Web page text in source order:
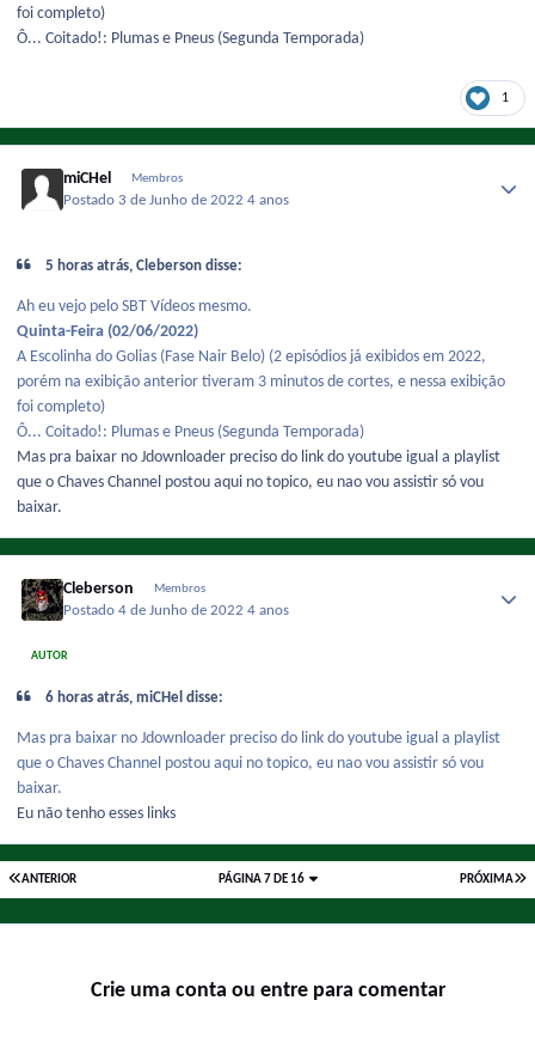
foi completo)
Ô... Coitado!: Plumas e Pneus (Segunda Temporada)
1
miCHel Membros
Postado 3 de Junho de 20224 anos
5 horas atrás, Cleberson disse:
Ah eu vejo pelo SBT Vídeos mesmo.
Quinta-Feira (02/06/2022)
A Escolinha do Golias (Fase Nair Belo) (2 episódios já exibidos em 2022,
porém na exibição anterior tiveram 3 minutos de cortes, e nessa exibição
foi completo)
Ô... Coitado!: Plumas e Pneus (Segunda Temporada)
Mas pra baixar no Jdownloader preciso do link do youtube igual a playlist
que o Chaves Channel postou aqui no topico, eu nao vou assistir só vou
baixar.
Cleberson Membros
Postado4 de Junho de 20224 anos
AUTOR
6 horas atrás, miCHel disse:
Mas pra baixar no Jdownloader preciso do link do youtube igual a playlist
que o Chaves Channel postou aqui no topico, eu nao vou assistir só vou
baixar.
Eu não tenho esses links
ANTERIOR PRÓXIMA
PÁGINA 7 DE 16
Crie uma conta ou entre para comentar